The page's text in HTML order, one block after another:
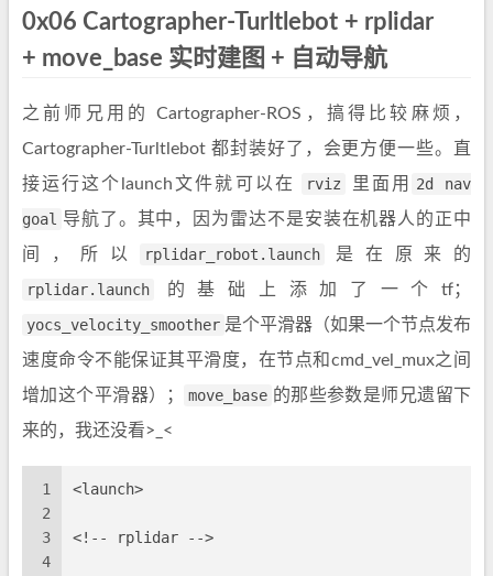
0x06 Cartographer-Turltlebot + rplidar
+ move_base 实时建图 + 自动导航
之前师兄用的 Cartographer-ROS，搞得比较麻烦，
Cartographer-Turltlebot 都封装好了，会更方便一些。直
接运行这个launch文件就可以在
rviz 里面用
2d nav
goal 导航了。其中，因为雷达不是安装在机器人的正中
间，所以
rplidar_robot.launch
是在原来的
rplidar.launch
的基础上添加了一个tf；
yocs_velocity_smoother 是个平滑器（如果一个节点发布
速度命令不能保证其平滑度，在节点和cmd_vel_mux之间
增加这个平滑器）；
move_base 的那些参数是师兄遗留下
来的，我还没看>_<
1
2
3
4
<launch>
<!-- rplidar -->